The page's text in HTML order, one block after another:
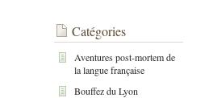
Catégories
Aventures post-mortem de
la langue française
Bouffez du Lyon